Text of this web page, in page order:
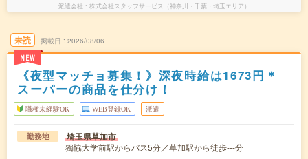
派遣会社 株式会社スタッフサービス（神奈川・千葉・埼玉エリア）
未読
NEW
掲載日 2026/08/06
《夜型マッチョ募集！》深夜時給は1673円＊
スーパーの商品を仕分け！
職種未経験OK WEB登録OK 派遣
勤務地 埼玉県草加市
獨協大学前駅からバス5分／草加駅から徒歩---分